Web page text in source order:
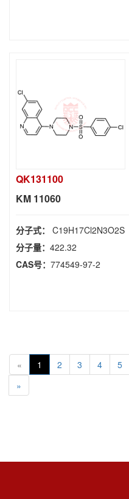
QK131100
KM 11060
分子式： C19H17Cl2N3O2S
分子量： 422.32
CAS号： 774549-97-2
« 1 2 3 4 5
»